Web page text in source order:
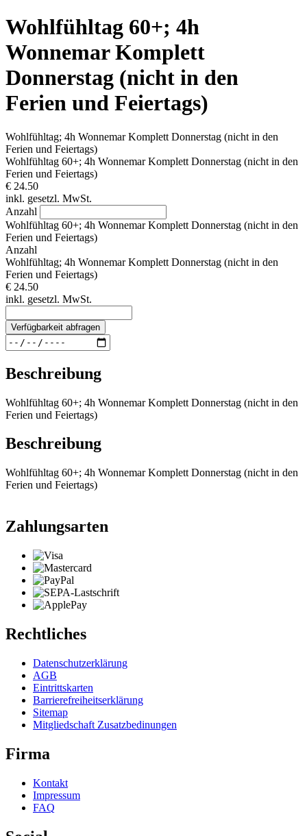
Wohlfühltag 60+; 4h
Wonnemar Komplett
Donnerstag (nicht in den
Ferien und Feiertags)
Wohlfühltag; 4h Wonnemar Komplett Donnerstag (nicht in den
Ferien und Feiertags)
Wohlfühltag 60+; 4h Wonnemar Komplett Donnerstag (nicht in den
Ferien und Feiertags)
€ 24.50
inkl. gesetzl. MwSt.
Anzahl
Wohlfühltag 60+; 4h Wonnemar Komplett Donnerstag (nicht in den
Ferien und Feiertags)
Anzahl
Wohlfühltag; 4h Wonnemar Komplett Donnerstag (nicht in den
Ferien und Feiertags)
€ 24.50
inkl. gesetzl. MwSt.
Verfügbarkeit abfragen
Beschreibung
Wohlfühltag 60+; 4h Wonnemar Komplett Donnerstag (nicht in den
Ferien und Feiertags)
Beschreibung
Wohlfühltag 60+; 4h Wonnemar Komplett Donnerstag (nicht in den
Ferien und Feiertags)
Zahlungsarten
Rechtliches
Datenschutzerklärung
AGB
Eintrittskarten
Barrierefreiheitserklärung
Sitemap
Mitgliedschaft Zusatzbedinungen
Firma
Kontakt
Impressum
FAQ